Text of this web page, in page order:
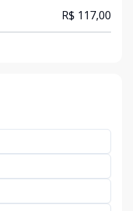
R$ 117,00